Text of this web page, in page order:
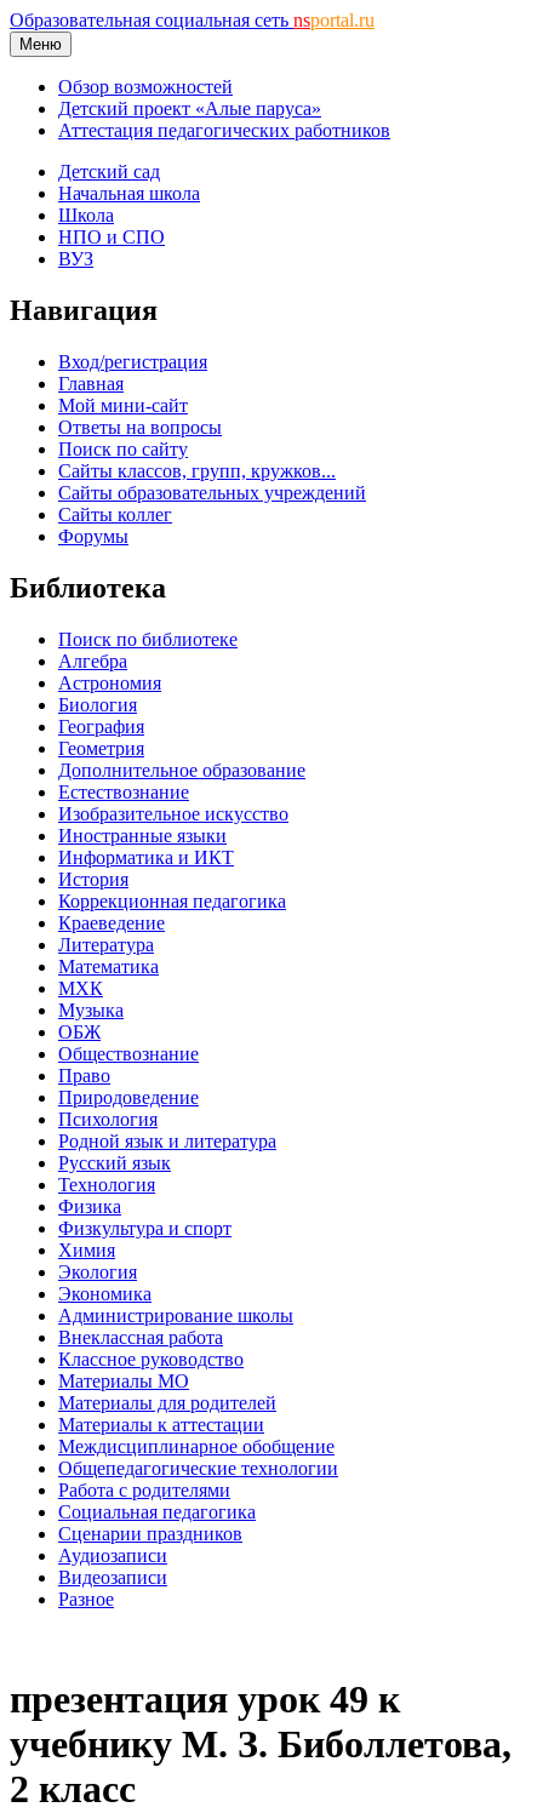
Образовательная социальная сеть nsportal.ru
Меню
Обзор возможностей
Детский проект «Алые паруса»
Аттестация педагогических работников
Детский сад
Начальная школа
Школа
НПО и СПО
ВУЗ
Навигация
Вход/регистрация
Главная
Мой мини-сайт
Ответы на вопросы
Поиск по сайту
Сайты классов, групп, кружков...
Сайты образовательных учреждений
Сайты коллег
Форумы
Библиотека
Поиск по библиотеке
Алгебра
Астрономия
Биология
География
Геометрия
Дополнительное образование
Естествознание
Изобразительное искусство
Иностранные языки
Информатика и ИКТ
История
Коррекционная педагогика
Краеведение
Литература
Математика
МХК
Музыка
ОБЖ
Обществознание
Право
Природоведение
Психология
Родной язык и литература
Русский язык
Технология
Физика
Физкультура и спорт
Химия
Экология
Экономика
Администрирование школы
Внеклассная работа
Классное руководство
Материалы МО
Материалы для родителей
Материалы к аттестации
Междисциплинарное обобщение
Общепедагогические технологии
Работа с родителями
Социальная педагогика
Сценарии праздников
Аудиозаписи
Видеозаписи
Разное
презентация урок 49 к
учебнику М. З. Биболлетова,
2 класс